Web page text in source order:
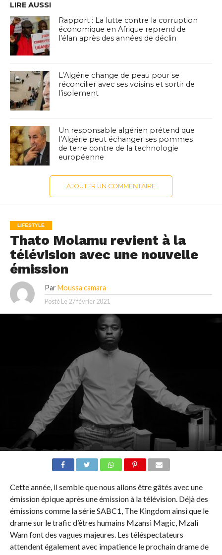
LIRE AUSSI
Rapport : La lutte contre la corruption
économique en Afrique reprend de
l’élan après des années de déclin
L’Algérie change de peau pour se
réconcilier avec ses voisins et sortir de
l’isolement
Un responsable algérien prétend que
l’Algérie peut échanger ses pommes
de terre contre de la technologie
européenne
AJOUTER UN COMMENTAIRE
LIFESTYLE
Thato Molamu revient à la
télévision avec une nouvelle
émission
Par Moussa camara
Posté Le 27 février 2021
Cette année, il semble que nous allons être gâtés avec une
émission épique après une émission à la télévision. Déjà des
émissions comme la série SABC1, The Kingdom ainsi que le
drame sur le trafic d’êtres humains Mzansi Magic, Mzali
Wam font des vagues majeures. Les téléspectateurs
attendent également avec impatience le prochain drame de